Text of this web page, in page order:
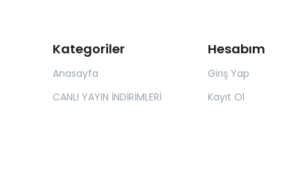
Kategoriler
Anasayfa
CANLI YAYIN İNDİRİMLERİ
Hesabım
Giriş Yap
Kayıt Ol